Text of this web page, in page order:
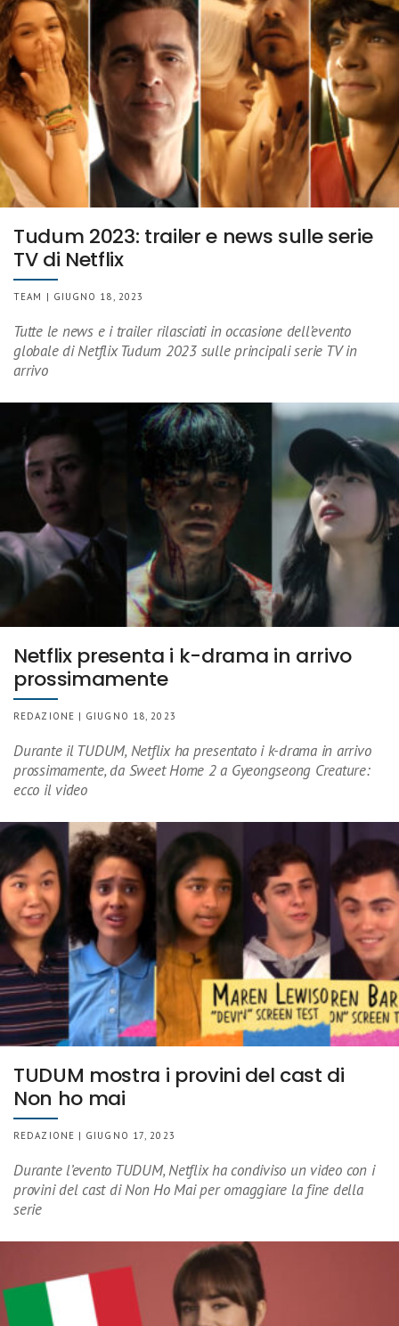
Tudum 2023: trailer e news sulle serie
TV di Netflix
TEAM | GIUGNO 18, 2023
Tutte le news e i trailer rilasciati in occasione dell’evento
globale di Netflix Tudum 2023 sulle principali serie TV in
arrivo
Netflix presenta i k-drama in arrivo
prossimamente
REDAZIONE | GIUGNO 18, 2023
Durante il TUDUM, Netflix ha presentato i k-drama in arrivo
prossimamente, da Sweet Home 2 a Gyeongseong Creature:
ecco il video
TUDUM mostra i provini del cast di
Non ho mai
REDAZIONE | GIUGNO 17, 2023
Durante l’evento TUDUM, Netflix ha condiviso un video con i
provini del cast di Non Ho Mai per omaggiare la fine della
serie